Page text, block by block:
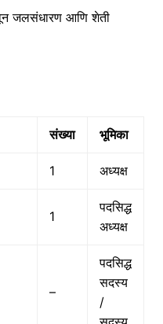
जलसंधारण आणि शेती
संख्या भूमिका
1 अध्यक्ष
1
पदसिद्ध
अध्यक्ष
–
पदसिद्ध
सदस्य
/